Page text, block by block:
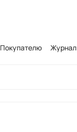
Покупателю Журнал